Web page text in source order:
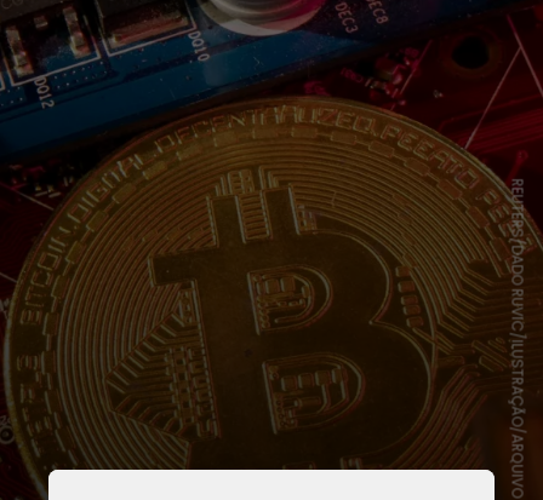
REUTERS/DADO RUVIC/ILUSTRAÇÃO/ARQUIVO